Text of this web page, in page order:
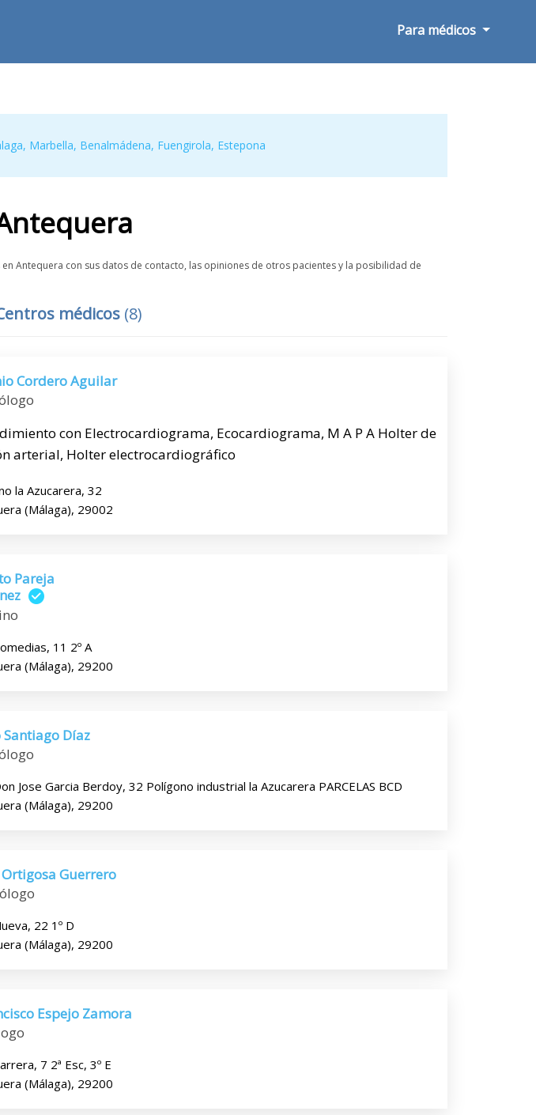
Para médicos
, Marbella, Benalmádena, Fuengirola, Estepona
Antequera con sus datos de contacto, las opiniones de otros pacientes y la posibilidad de
médicos (8)
Cordero Aguilar
con Electrocardiograma, Ecocardiograma, M A P A Holter de
arterial, Holter electrocardiográfico
la Azucarera, 32
(Málaga), 29002
Pareja
11 2º A
(Málaga), 29200
Santiago Díaz
Jose Garcia Berdoy, 32 Polígono industrial la Azucarera PARCELAS BCD
(Málaga), 29200
Ortigosa Guerrero
22 1º D
(Málaga), 29200
Espejo Zamora
7 2ª Esc, 3º E
(Málaga), 29200